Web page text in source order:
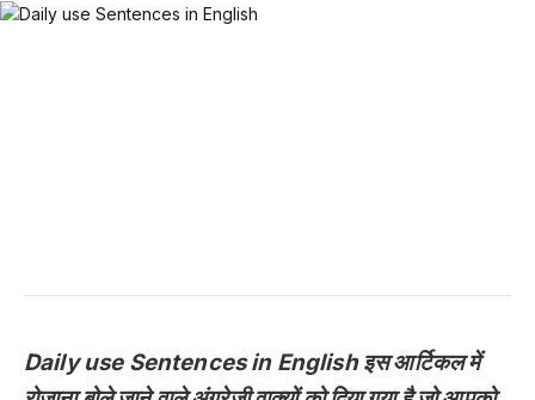
Daily use Sentences in English इस आर्टिकल में